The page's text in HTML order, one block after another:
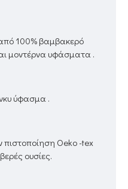
100% βαμβακερό
μοντέρνα υφάσματα .
ύφασμα .
Oeko -tex
ουσίες.